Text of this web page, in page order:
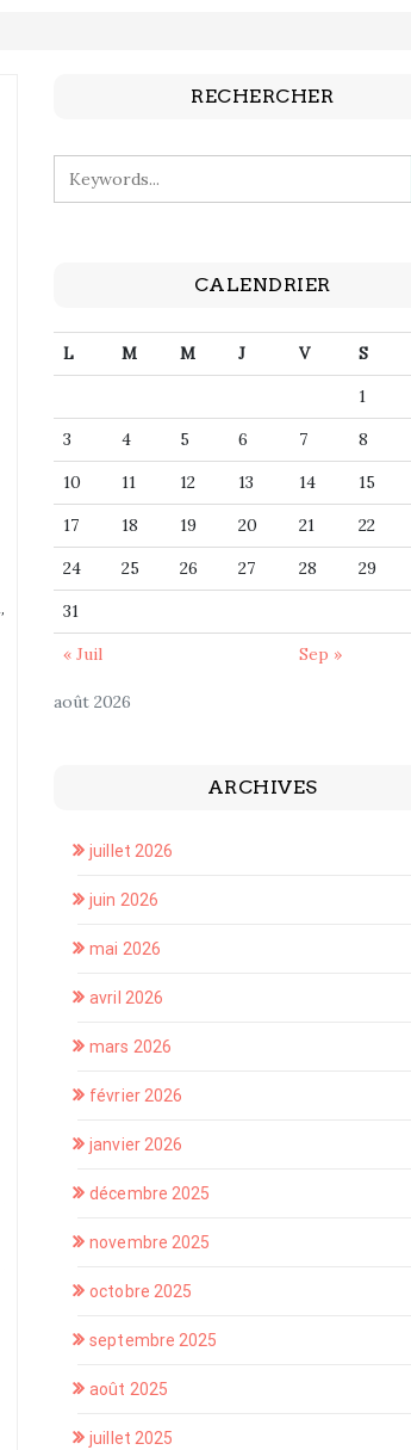
RECHERCHER
CALENDRIER
août 2026
L M M J V S
1
3
4 5 6 7 8
10
11 12 13 14 15
17
18 19 20 21 22
24
25 26 27 28 29
31
« Juil
Sep »
ARCHIVES
juillet 2026
juin 2026
mai 2026
avril 2026
mars 2026
février 2026
janvier 2026
décembre 2025
novembre 2025
octobre 2025
septembre 2025
août 2025
juillet 2025